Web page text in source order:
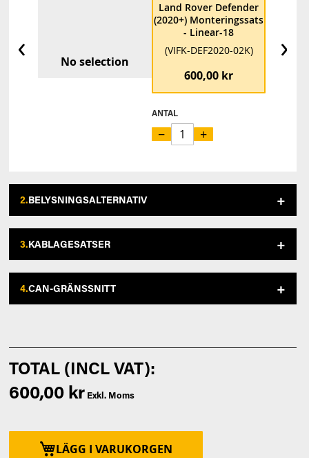
‹ No selection
Land Rover Defender
(2020+) Monteringssats
- Linear-18
(VIFK-DEF2020-02K)
600,00 kr
ANTAL
− +
›
2.BELYSNINGSALTERNATIV
3.KABLAGESATSER
4.CAN-GRÄNSSNITT
LÄGG I VARUKORGEN
600,00 kr